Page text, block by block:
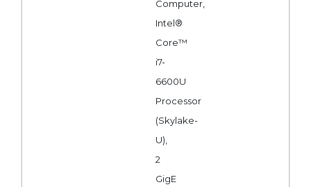
Computer,
Intel®
Core™
i7-
6600U
Processor
(Skylake-
U),
2
GigE